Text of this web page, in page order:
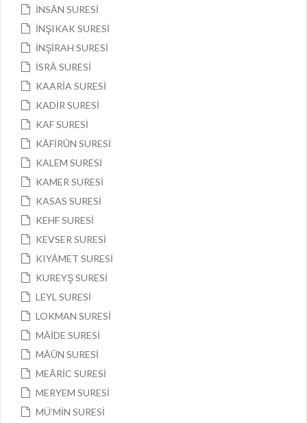
İNSÂN SURESİ
İNŞIKAK SURESİ
İNŞİRAH SURESİ
İSRÂ SURESİ
KAARİA SURESİ
KADİR SURESİ
KAF SURESİ
KÂFİRÛN SURESİ
KALEM SURESİ
KAMER SURESİ
KASAS SURESİ
KEHF SURESİ
KEVSER SURESİ
KIYÂMET SURESİ
KUREYŞ SURESİ
LEYL SURESİ
LOKMAN SURESİ
MÂİDE SURESİ
MÂÛN SURESİ
MEÂRİC SURESİ
MERYEM SURESİ
MÜ’MİN SURESİ